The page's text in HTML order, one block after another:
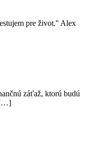
pre život.'' Alex
záťaž, ktorú budú
[…]